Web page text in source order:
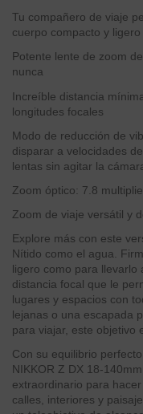
Tu compañero de viaje
cuerpo compacto y
Potente lente de zoom
nunca
Increíble distancia
longitudes focales
Modo de reducción de
disparar a velocidades
lentas sin agitar la
Zoom óptico: 7.8
Zoom de viaje versátil y
Explore más con este
Nítido como el agua.
ligero como para llevarlo
distancia focal que le
lugares y espacios con
lejanas o una escapada
para viajar, este objetivo
Con su equilibrio
NIKKOR Z DX 18-
extraordinario para
calles, interiores y